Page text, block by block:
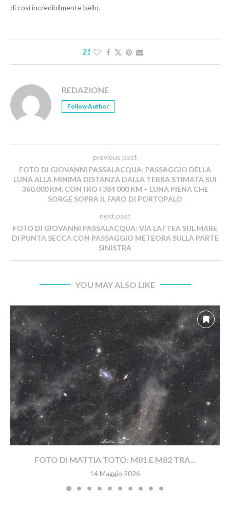
di così incredibilmente bello.
21
REDAZIONE
Follow Author
previous post
FOTO DI GIOVANNI PASSALACQUA: PASSAGGIO DELLA
LUNA ALLA MINIMA DISTANZA DALLA TERRA STIMATA SUI
360.000 KM, CONTRO I 384 000 KM – LUNA PIENA CHE
SORGE SOPRA IL FARO DI PORTOPALO
next post
FOTO DI GIOVANNI PASSALACQUA: VIA LATTEA SUL MARE
DI PUNTA SECCA CON PASSAGGIO METEORA SULLA PARTE
SINISTRA
YOU MAY ALSO LIKE
FOTO DI MATTIA TOTO: M81 E M82 TRA...
14 Maggio 2026